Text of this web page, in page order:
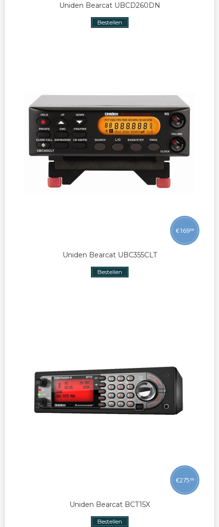
Uniden Bearcat UBCD260DN
Bestellen
Uniden Bearcat UBC355CLT
€16900
Bestellen
Uniden Bearcat BCT15X
€275 00
Bestellen